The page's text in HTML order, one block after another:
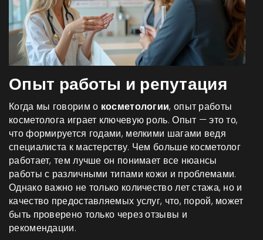
Опыт работы и репутация
Когда мы говорим о косметологии, опыт работы
косметолога играет ключевую роль. Опыт — это то,
что формируется годами, мелкими шагами ведя
специалиста к мастерству. Чем больше косметолог
работает, тем лучше он понимает все нюансы
работы с различными типами кожи и проблемами.
Однако важно не только количество лет стажа, но и
качество предоставляемых услуг, что, порой, может
быть проверено только через отзывы и
рекомендации.